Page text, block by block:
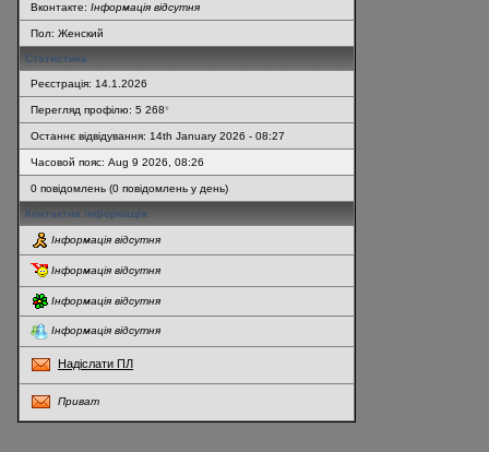
Вконтакте: Інформація відсутня
Пол: Женский
Статистика
Реєстрація: 14.1.2026
Перегляд профілю: 5 268*
Останнє відвідування: 14th January 2026 - 08:27
Часовой пояс: Aug 9 2026, 08:26
0 повідомлень (0 повідомлень у день)
Контактна інформація
Інформація відсутня
Інформація відсутня
Інформація відсутня
Інформація відсутня
Надіслати ПЛ
Приват